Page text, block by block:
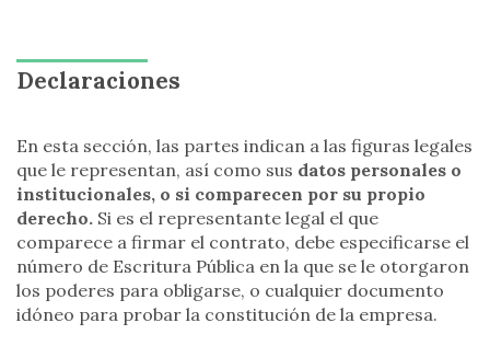
Declaraciones
En esta sección, las partes indican a las figuras legales
que le representan, así como sus datos personales o
institucionales, o si comparecen por su propio
derecho. Si es el representante legal el que
comparece a firmar el contrato, debe especificarse el
número de Escritura Pública en la que se le otorgaron
los poderes para obligarse, o cualquier documento
idóneo para probar la constitución de la empresa.